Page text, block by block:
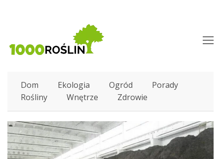
Dom Ekologia Ogród
Porady
Rośliny
Wnętrze Zdrowie